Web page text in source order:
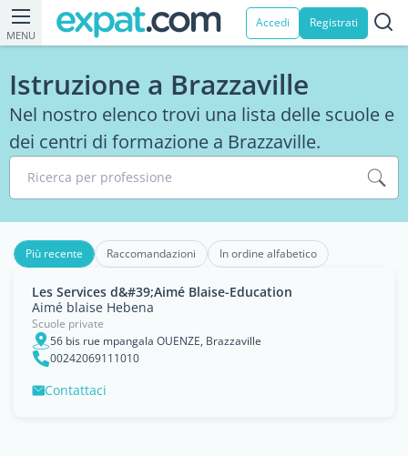
MENU
Accedi Registrati
Istruzione a Brazzaville
Nel nostro elenco trovi una lista delle scuole e
dei centri di formazione a Brazzaville.
Ricerca per professione
Più recente Raccomandazioni In ordine alfabetico
Les Services d&#39;Aimé Blaise-Education
Aimé blaise Hebena
Scuole private
56 bis rue mpangala OUENZE, Brazzaville
00242069111010
Contattaci